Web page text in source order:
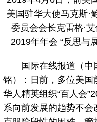
美国驻华大使马克斯·
委员会会长克雷格·
2019年年会 “反思与
国际在线报道（中
铭）：日前，多位美国
华人精英组织“百人会
系向前发展的趋势不